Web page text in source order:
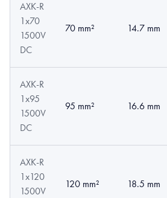
AXK-R
1x70
1500V
DC
70 mm² 14.7 mm
AXK-R
1x95
1500V
DC
95 mm² 16.6 mm
AXK-R
1x120
1500V
120 mm² 18.5 mm